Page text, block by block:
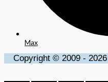
Max
Copyright © 2009 -